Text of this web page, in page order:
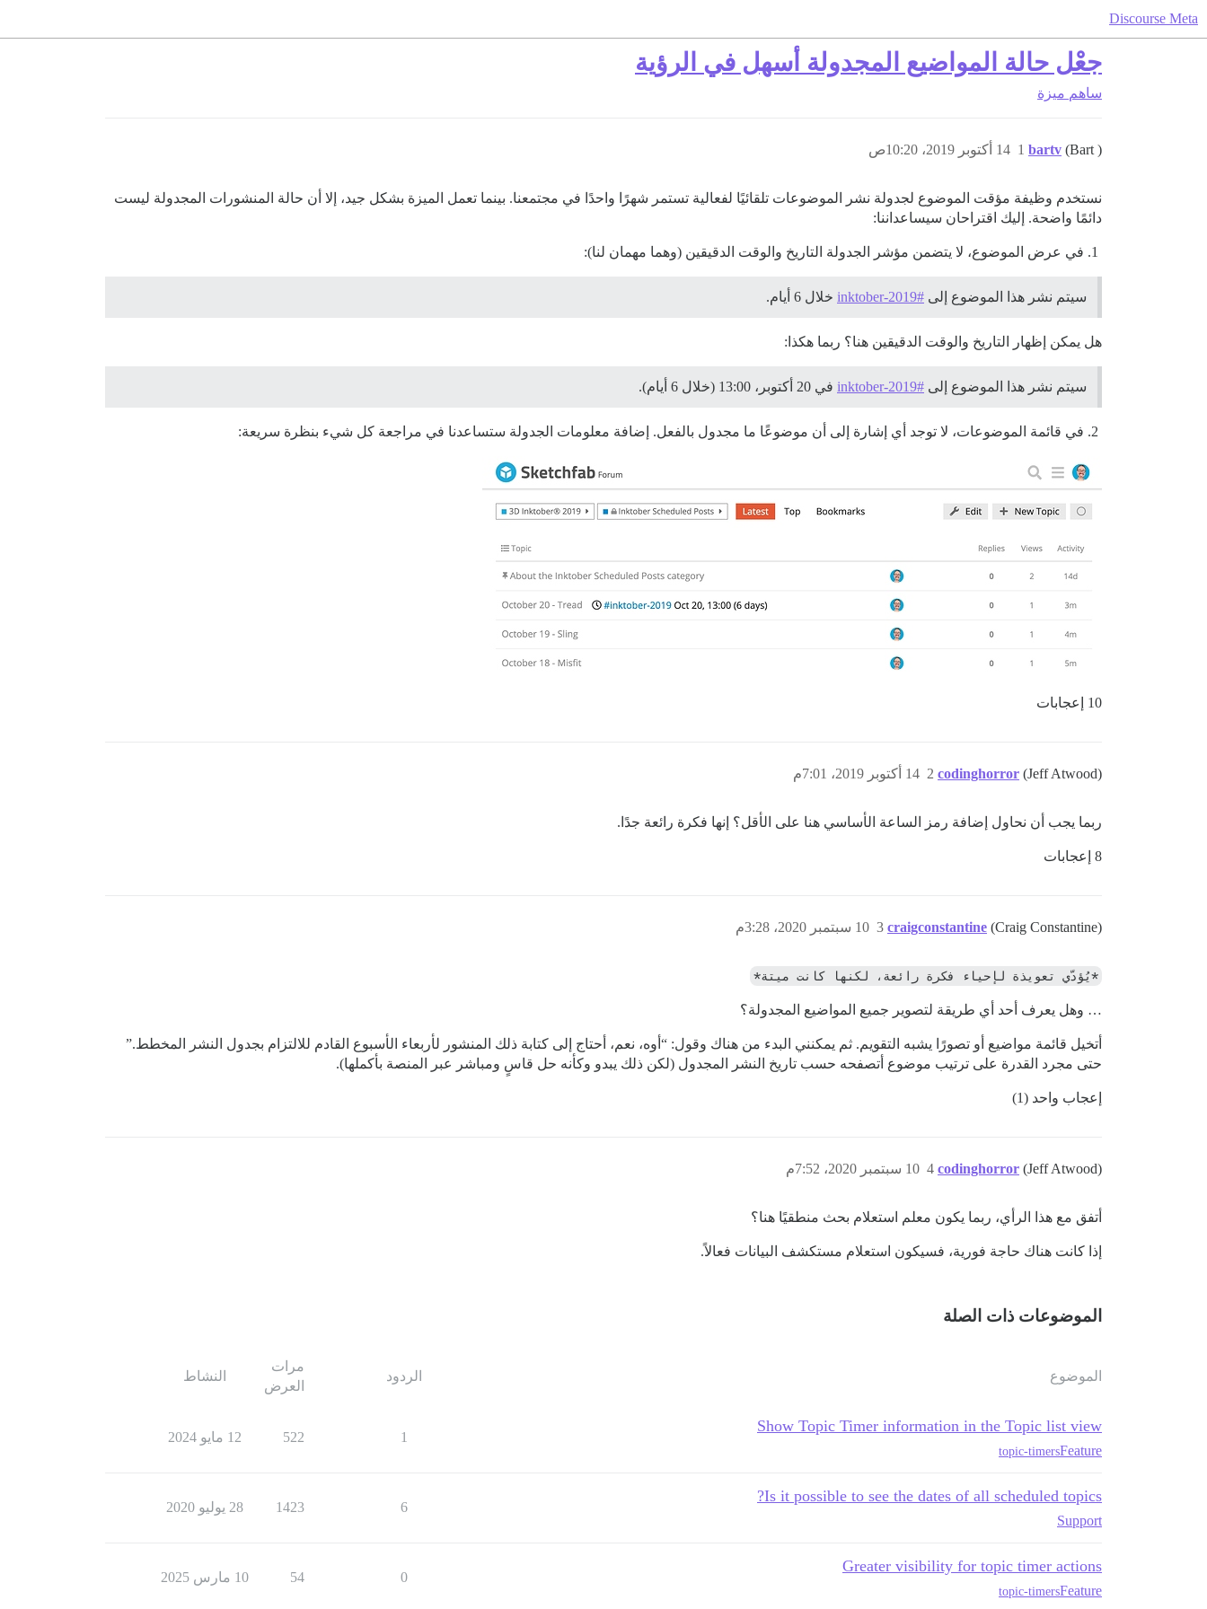
Discourse Meta
جعْل حالة المواضيع المجدولة أسهل في الرؤية
ساهم ميزة
bartv (Bart ) 14 أكتوبر 2019، 10:20ص 1
نستخدم وظيفة مؤقت الموضوع لجدولة نشر الموضوعات تلقائيًا لفعالية تستمر شهرًا واحدًا في مجتمعنا. بينما تعمل الميزة بشكل جيد، إلا أن حالة المنشورات المجدولة ليست
دائمًا واضحة. إليك اقتراحان سيساعداننا:
في عرض الموضوع، لا يتضمن مؤشر الجدولة التاريخ والوقت الدقيقين (وهما مهمان لنا):
سيتم نشر هذا الموضوع إلى #inktober-2019 خلال 6 أيام.
هل يمكن إظهار التاريخ والوقت الدقيقين هنا؟ ربما هكذا:
سيتم نشر هذا الموضوع إلى #inktober-2019 في 20 أكتوبر، 13:00 (خلال 6 أيام).
في قائمة الموضوعات، لا توجد أي إشارة إلى أن موضوعًا ما مجدول بالفعل. إضافة معلومات الجدولة ستساعدنا في مراجعة كل شيء بنظرة سريعة:
10 إعجابات
codinghorror (Jeff Atwood) 14 أكتوبر 2019، 7:01م 2
ربما يجب أن نحاول إضافة رمز الساعة الأساسي هنا على الأقل؟ إنها فكرة رائعة جدًا.
8 إعجابات
craigconstantine (Craig Constantine) 10 سبتمبر 2020، 3:28م 3
*يُؤدّي تعويذة لإحياء فكرة رائعة، لكنها كانت ميتة*
… وهل يعرف أحد أي طريقة لتصوير جميع المواضيع المجدولة؟
أتخيل قائمة مواضيع أو تصورًا يشبه التقويم. ثم يمكنني البدء من هناك وقول: “أوه، نعم، أحتاج إلى كتابة ذلك المنشور لأربعاء الأسبوع القادم للالتزام بجدول النشر المخطط.”
حتى مجرد القدرة على ترتيب موضوع أتصفحه حسب تاريخ النشر المجدول (لكن ذلك يبدو وكأنه حل قاسٍ ومباشر عبر المنصة بأكملها).
إعجاب واحد (1)
codinghorror (Jeff Atwood) 10 سبتمبر 2020، 7:52م 4
أتفق مع هذا الرأي، ربما يكون معلم استعلام بحث منطقيًا هنا؟
إذا كانت هناك حاجة فورية، فسيكون استعلام مستكشف البيانات فعالاً.
الموضوعات ذات الصلة
الموضوع الردود
مرات
العرض
النشاط
Show Topic Timer information in the Topic list view
Feature
topic-timers
1
522 12 مايو 2024
Is it possible to see the dates of all scheduled topics?
Support
6
1423 28 يوليو 2020
Greater visibility for topic timer actions
Feature
topic-timers
0
54 10 مارس 2025